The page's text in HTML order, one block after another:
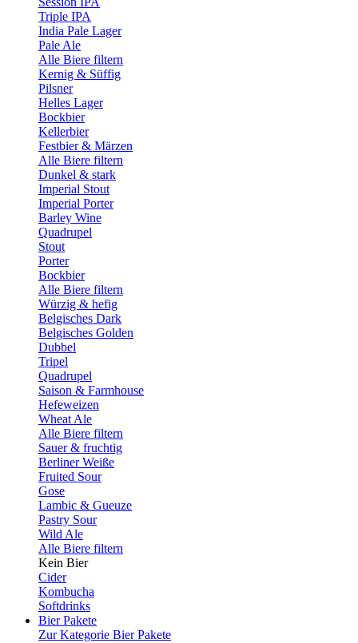
Triple IPA
India Pale Lager
Pale Ale
Alle Biere filtern
Kernig & Süffig
Pilsner
Helles Lager
Bockbier
Kellerbier
Festbier & Märzen
Alle Biere filtern
Dunkel & stark
Imperial Stout
Imperial Porter
Barley Wine
Quadrupel
Stout
Porter
Bockbier
Alle Biere filtern
Würzig & hefig
Belgisches Dark
Belgisches Golden
Dubbel
Tripel
Quadrupel
Saison & Farmhouse
Hefeweizen
Wheat Ale
Alle Biere filtern
Sauer & fruchtig
Berliner Weiße
Fruited Sour
Gose
Lambic & Gueuze
Pastry Sour
Wild Ale
Alle Biere filtern
Kein Bier
Cider
Kombucha
Softdrinks
Bier Pakete
Zur Kategorie Bier Pakete